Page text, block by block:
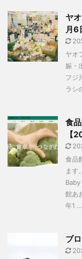
ヤ
月6
ヤオ
娠・
フジ
ラシ
食
【
食品
ます
館あ
年1 ...
ブ